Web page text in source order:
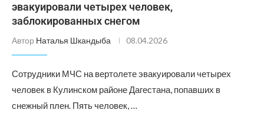
эвакуировали четырех человек,
заблокированных снегом
Автор Наталья Шкандыба 08.04.2026
Сотрудники МЧС на вертолете эвакуировали четырех
человек в Кулинском районе Дагестана, попавших в
снежный плен. Пять человек, …